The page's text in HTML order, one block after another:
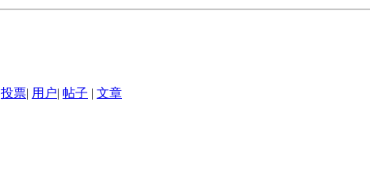
投票| 用户| 帖子 | 文章